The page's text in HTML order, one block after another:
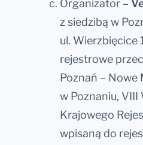
Organizator –
z siedzibą w
ul. Wierzbięcice
rejestrowe
Poznań – Nowe
w Poznaniu, VIII
Krajowego
wpisaną do